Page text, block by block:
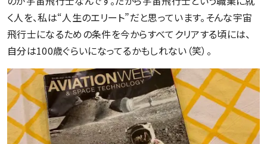
く人を、私は“人生のエリート”だと思っています。そんな宇宙
飛行士になるための条件を今からすべてクリアする頃には、
自分は100歳ぐらいになってるかもしれない（笑）。